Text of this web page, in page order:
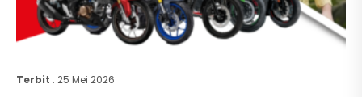
Terbit : 25 Mei 2026